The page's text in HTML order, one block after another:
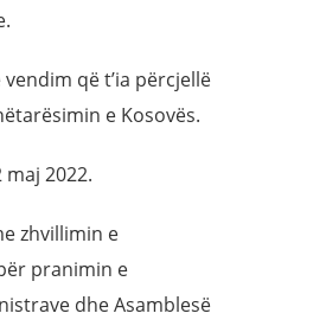
që t’ia përcjellë
e Kosovës.
2022.
zhvillimin e
pranimin e
dhe Asamblesë